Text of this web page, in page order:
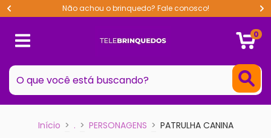
Não achou o brinquedo? Fale conosco!
0
Início > . > PERSONAGENS > PATRULHA CANINA